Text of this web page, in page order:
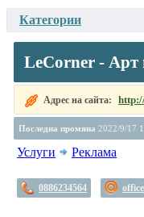
Категории
LeCorner - Арт
Адрес на сайта:
Последна промяна 2022/9/17
Услуги Реклама
0886234564